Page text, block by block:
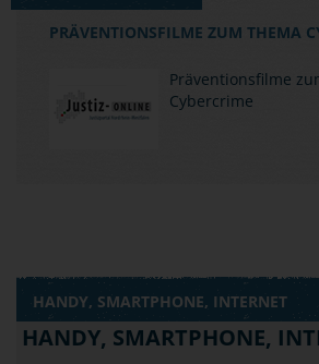
PRÄVENTIONSFILME ZUM THEMA
Präventionsfilme
Cybercrime
HANDY, SMARTPHONE, INTERNET
HANDY, SMARTPHONE,